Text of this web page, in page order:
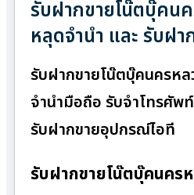
รับฝากขายโน๊ตบุ๊คน
หลุดจำนำ และ รับฝ
รับฝากขายโน๊ตบุ๊คนครห
จำนำมือถือ รับจำโทรศัพ
รับฝากขายอุปกรณ์ไอที
รับฝากขายโน๊ตบุ๊คนคร